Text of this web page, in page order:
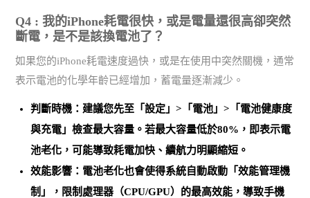
Q4 : 我的iPhone耗電很快，或是電量還很高卻突然
斷電，是不是該換電池了？
如果您的iPhone耗電速度過快，或是在使用中突然關機，通常
表示電池的化學年齡已經增加，蓄電量逐漸減少。
判斷時機：建議您先至「設定」>「電池」>「電池健康度
與充電」檢查最大容量。若最大容量低於80%，即表示電
池老化 ，可能導致耗電加快、續航力明顯縮短。
效能影響：電池老化也會使得系統自動啟動「效能管理機
制」，限制處理器（CPU/GPU）的最高效能，導致手機